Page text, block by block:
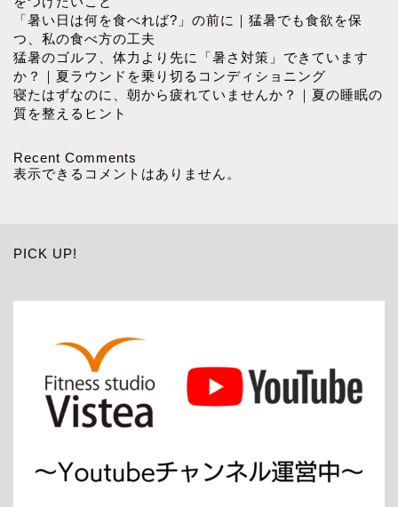
「暑い日は何を食べれば?」の前に｜猛暑でも食欲を保
つ、私の食べ方の工夫
猛暑のゴルフ、体力より先に「暑さ対策」できています
か？｜夏ラウンドを乗り切るコンディショニング
寝たはずなのに、朝から疲れていませんか？｜夏の睡眠の
質を整えるヒント
Recent Comments
表示できるコメントはありません。
PICK UP!